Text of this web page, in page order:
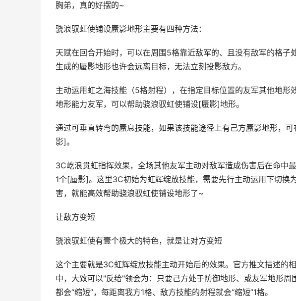
胸弟，真的好摆的~
骁浪驭虹使铺设蜃影地形主要有四种方法：
天赋在回合开始时，可以在周围5格靠近敌军的、且没有敌军的格子
生成的蜃影地形也许会远离目标，无法立刻投影敌方。
主动运用虹之海技能（5格射程），在指定目标位置的友军其他地
地形能力友军，可以帮助骁浪驭虹使铺设[蜃影]地形。
通过可垂直转弯的蜃息技能，如果该技能途径上有己方蜃影地形，
影]。
3C屹浪贯虹指挥效果，全场其他友军主动对敌军造成伤害后在命中
1个[蜃影]。这里3C初始为虹辉绽放技能，需要先行主动运用下切换
害，就能高效帮助骁浪驭虹使铺设地形了~
让敌方变短
骁浪驭虹使有壹个极大的特色，就是让对方变短
这个主要就是3C虹辉绽放技能主动开始后的效果。官方推文描述的
中，大致可以"反给"领会为：只要己方处于防御地形、或友军地形周
都会“缩短”，每距离我方1格、敌方技能的射程就会“缩短”1格。